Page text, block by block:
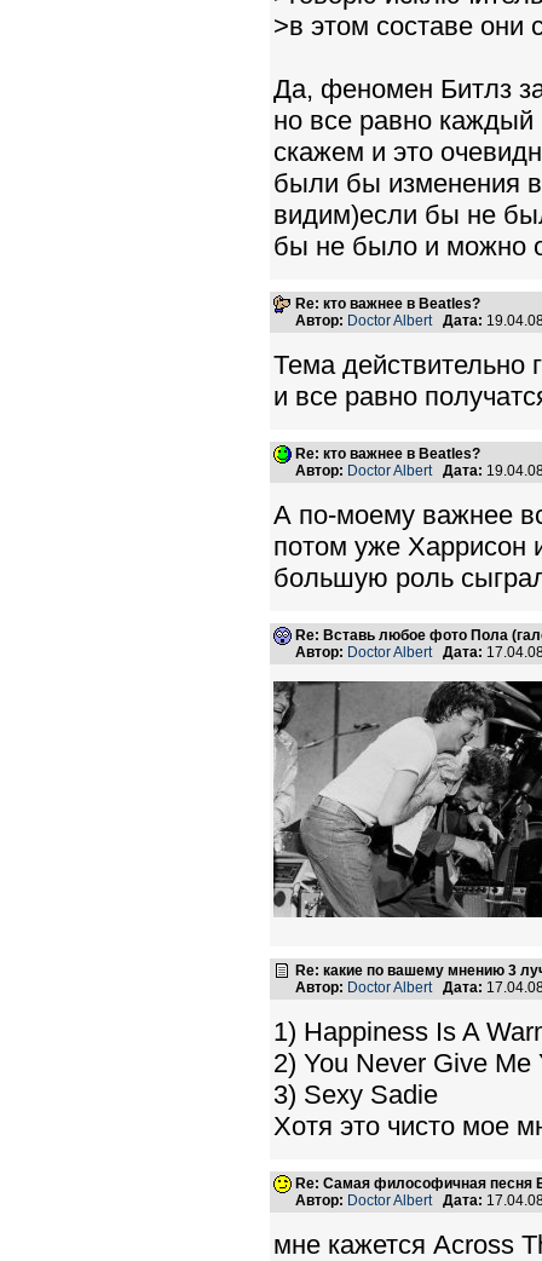
>в этом составе они
Да, феномен Битлз
но все равно
скажем и это
были бы изменения
видим)если бы не
бы не было и можно
Re: кто важнее в Beatles?
Автор: Doctor Albert Дата:
Тема действительно
и все равно
Re: кто важнее в Beatles?
Автор: Doctor Albert Дата:
А по-моему важнее
потом уже Харрисон
большую роль
Re: Вставь любое фото Пола
Автор: Doctor Albert Дата:
Re: какие по вашему мнению 3
Автор: Doctor Albert Дата:
1) Happiness Is A
2) You Never Give Me
3) Sexy Sadie
Хотя это чисто мое
Re: Самая философичная песня
Автор: Doctor Albert Дата:
мне кажется Across